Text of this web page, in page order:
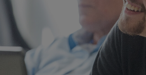
gefällt. For
you, with
you.